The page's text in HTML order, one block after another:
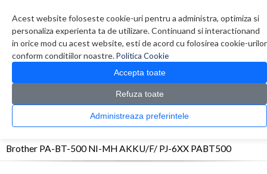
Acest website foloseste cookie-uri pentru a administra, optimiza si
personaliza experienta ta de utilizare. Continuand si interactionand
in orice mod cu acest website, esti de acord cu folosirea cookie-urilor
conform conditiilor noastre.Politica Cookie
Accepta toate
Refuza toate
Administreaza preferintele
0 produs(e)
CATALOG PRODUSE
> Accesorii Imprimante > Brother PA-BT-500 NI-MH
Brother PA-BT-500 NI-MH AKKU/F/ PJ-6XX PABT500